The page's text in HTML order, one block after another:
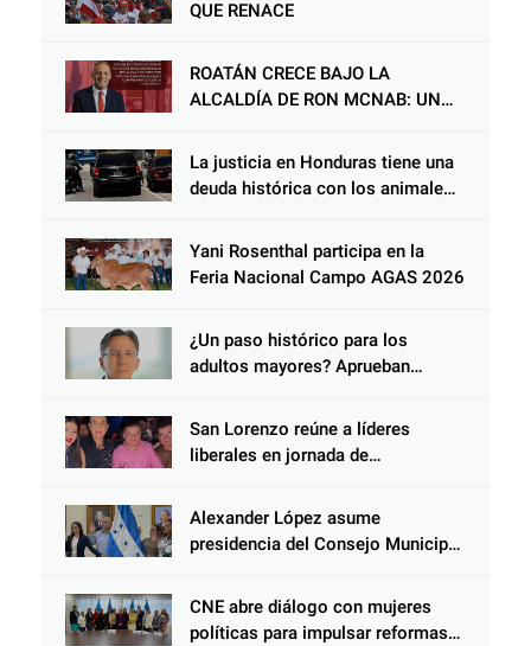
QUE RENACE
ROATÁN CRECE BAJO LA
ALCALDÍA DE RON MCNAB: UN
COMUNIDAD Y DEL PARTIDO
LIBERAL
La justicia en Honduras tiene una
deuda histórica con los animales,
peso de la ley al responsable de
Choloma es consolidar un Estado
que protege al verdugo y
Yani Rosenthal participa en la
Feria Nacional Campo AGAS 2026
¿Un paso histórico para los
adultos mayores? Aprueban
Salomón Nazar para fortalecer su
protección en Honduras
San Lorenzo reúne a líderes
liberales en jornada de
Alexander López asume
presidencia del Consejo Municipal
Censo Nacional 2026
CNE abre diálogo con mujeres
políticas para impulsar reformas